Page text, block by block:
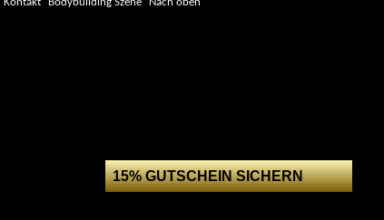
15% GUTSCHEIN SICHERN